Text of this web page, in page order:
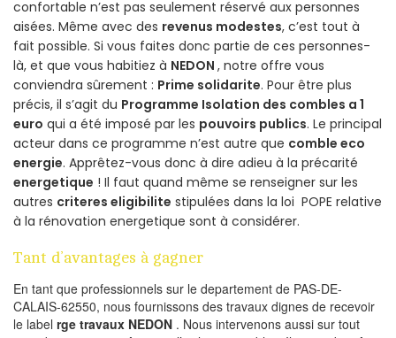
confortable n’est pas seulement réservé aux personnes
aisées. Même avec des revenus modestes, c’est tout à
fait possible. Si vous faites donc partie de ces personnes-
là, et que vous habitiez à NEDON , notre offre vous
conviendra sûrement : Prime solidarite. Pour être plus
précis, il s’agit du Programme Isolation des combles a 1
euro qui a été imposé par les pouvoirs publics. Le principal
acteur dans ce programme n’est autre que comble eco
energie. Apprêtez-vous donc à dire adieu à la précarité
energetique ! Il faut quand même se renseigner sur les
autres criteres eligibilite stipulées dans la loi POPE relative
à la rénovation energetique sont à considérer.
Tant d’avantages à gagner
En tant que professionnels sur le departement de PAS-DE-
CALAIS-62550, nous fournissons des travaux dignes de recevoir
le label rge travaux NEDON . Nous intervenons aussi sur tout